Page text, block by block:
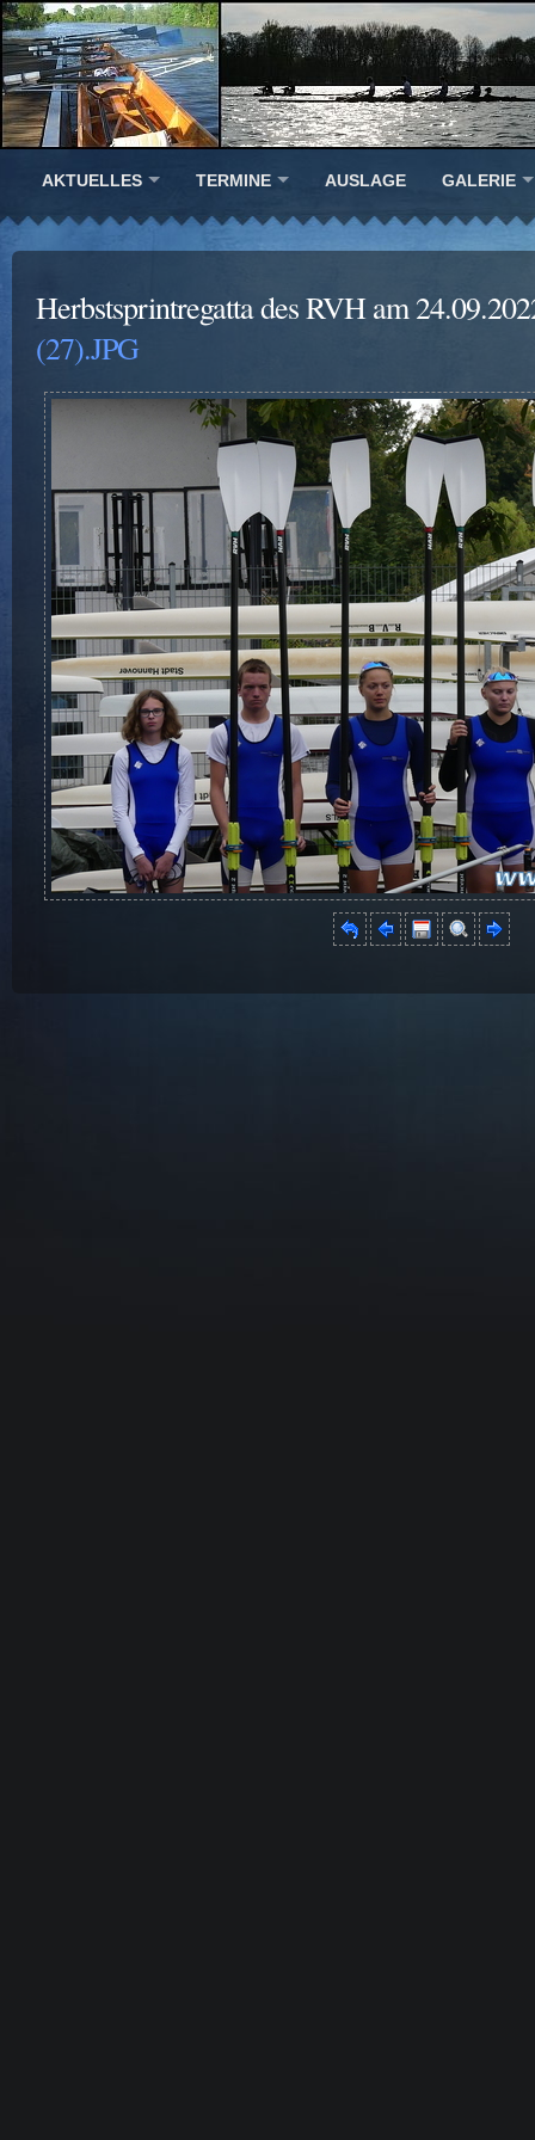
AKTUELLES TERMINE AUSLAGE GALERIE
Herbstsprintregatta des RVH am
(27).JPG